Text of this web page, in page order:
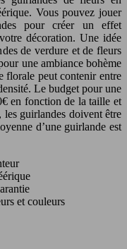
Vous pouvez jouer
pour créer un effet
décoration. Une idée
de verdure et de fleurs
une ambiance bohème
florale peut contenir entre
Le budget pour une
en fonction de la taille et
guirlandes doivent être
d’une guirlande est
et couleurs